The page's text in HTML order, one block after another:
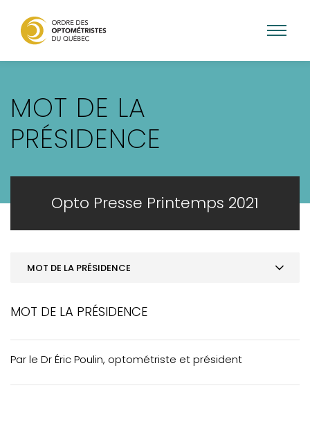
contenu
principal
MOT DE LA
PRÉSIDENCE
Opto Presse Printemps 2021
MOT DE LA PRÉSIDENCE
ACTUALITÉS
MOT DE LA PRÉSIDENCE
Par le Dr Éric Poulin, optométriste et président